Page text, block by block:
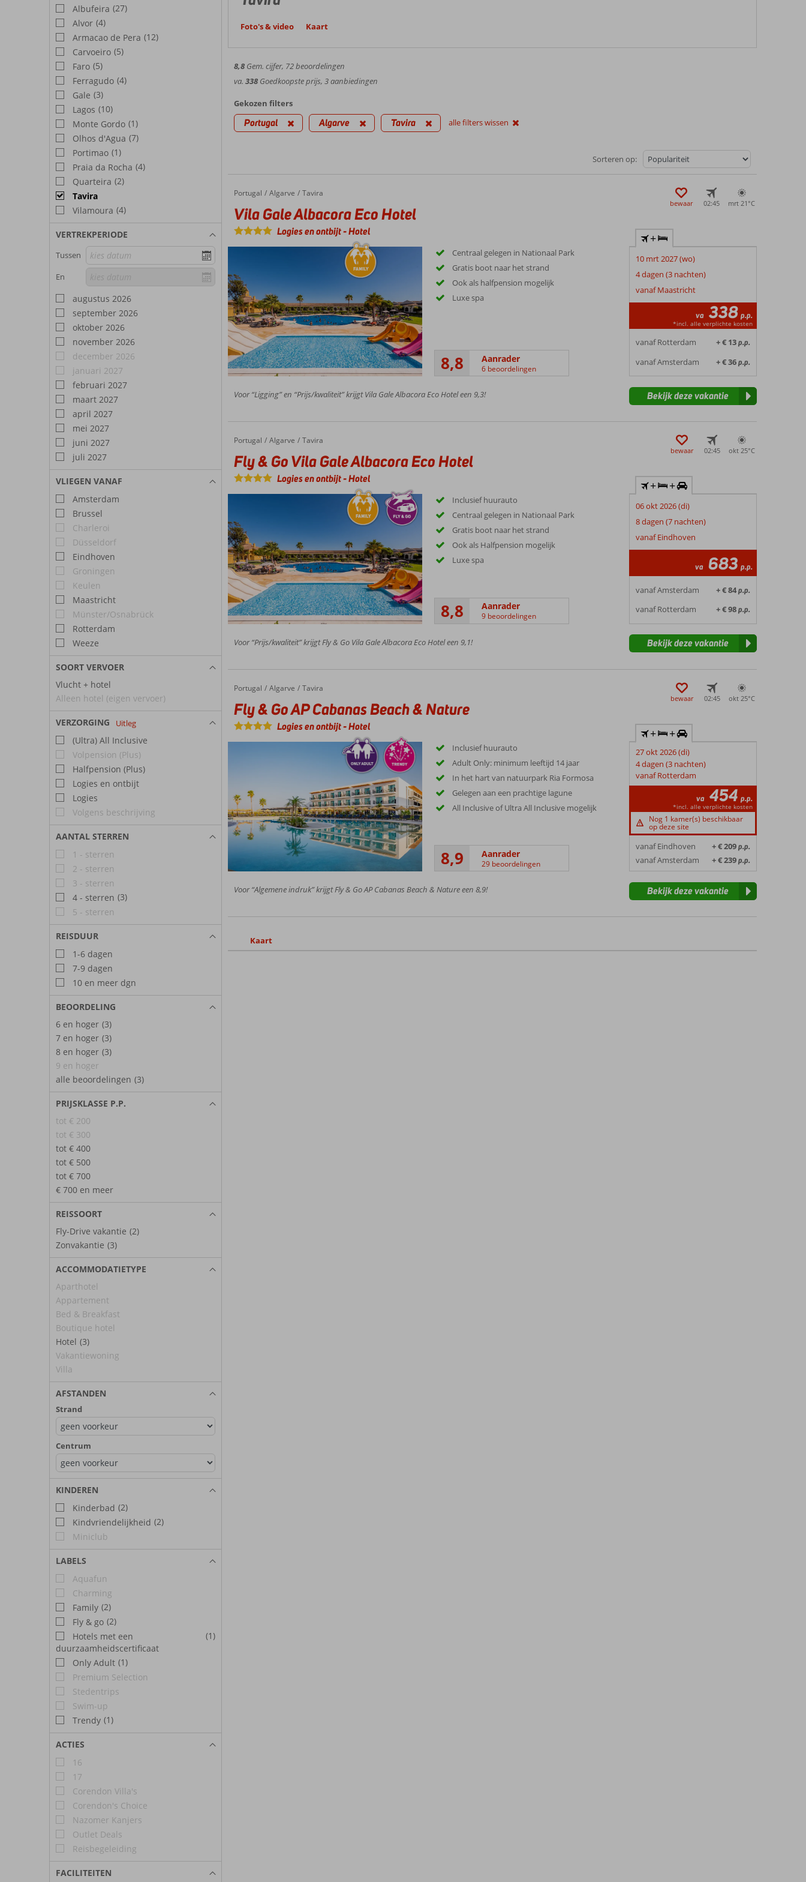
Albufeira (27)
Alvor (4)
Armacao de Pera (12)
Carvoeiro (5)
Faro (5)
Ferragudo (4)
Gale (3)
Lagos (10)
Monte Gordo (1)
Olhos d'Agua (7)
Portimao (1)
Praia da Rocha (4)
Quarteira (2)
Tavira
Vilamoura (4)
VERTREKPERIODE
Tussen
En
augustus 2026
september 2026
oktober 2026
november 2026
december 2026
januari 2027
februari 2027
maart 2027
april 2027
mei 2027
juni 2027
juli 2027
VLIEGEN VANAF
Amsterdam
Brussel
Charleroi
Düsseldorf
Eindhoven
Groningen
Keulen
Maastricht
Münster/Osnabrück
Rotterdam
Weeze
SOORT VERVOER
Vlucht + hotel
Alleen hotel (eigen vervoer)
VERZORGING Uitleg
(Ultra) All Inclusive
Volpension (Plus)
Halfpension (Plus)
Logies en ontbijt
Logies
Volgens beschrijving
AANTAL STERREN
1 - sterren
2 - sterren
3 - sterren
4 - sterren (3)
5 - sterren
REISDUUR
1-6 dagen
7-9 dagen
10 en meer dgn
BEOORDELING
6 en hoger (3)
7 en hoger (3)
8 en hoger (3)
9 en hoger
alle beoordelingen (3)
PRIJSKLASSE P.P.
tot € 200
tot € 300
tot € 400
tot € 500
tot € 700
€ 700 en meer
REISSOORT
Fly-Drive vakantie (2)
Zonvakantie (3)
ACCOMMODATIETYPE
Aparthotel
Appartement
Bed & Breakfast
Boutique hotel
Hotel (3)
Vakantiewoning
Villa
AFSTANDEN
Strand
Centrum
KINDEREN
Kinderbad (2)
Kindvriendelijkheid (2)
Miniclub
LABELS
Aquafun
Charming
Family (2)
Fly & go (2)
Hotels met een
duurzaamheidscertificaat
(1)
Only Adult (1)
Premium Selection
Stedentrips
Swim-up
Trendy (1)
ACTIES
16
17
Corendon Villa's
Corendon's Choice
Nazomer Kanjers
Outlet Deals
Reisbegeleiding
FACILITEITEN
Foto's & video Kaart
8,8Gem. cijfer, 72beoordelingen
va. 338Goedkoopste prijs, 3 aanbiedingen
Gekozen filters
Portugal Algarve Tavira alle filters wissen
Sorteren op:
Home
Portugal Algarve Tavira
Vila Gale Albacora Eco Hotel
Vila Gale Albacora Eco Hotel
Logies en ontbijt-Hotel
bewaar 02:45 mrt 21°C
Centraal gelegen in Nationaal Park
Gratis boot naar het strand
Ook als halfpension mogelijk
Luxe spa
8,8 Aanrader
6 beoordelingen
+
10 mrt 2027 (wo)
4 dagen (3 nachten)
vanaf Maastricht
va 338 p.p.
*incl. alle verplichte kosten
vanaf Rotterdam + € 13p.p.
vanaf Amsterdam + € 36p.p.
Voor “Ligging” en “Prijs/kwaliteit” krijgt Vila Gale Albacora Eco Hotel een 9,3! Bekijk deze vakantie
Home
Portugal Algarve Tavira
Fly & Go Vila Gale Albacora Eco Hotel
Fly & Go Vila Gale Albacora Eco Hotel
Logies en ontbijt-Hotel
bewaar 02:45 okt 25°C
Inclusief huurauto
Centraal gelegen in Nationaal Park
Gratis boot naar het strand
Ook als Halfpension mogelijk
Luxe spa
8,8 Aanrader
9 beoordelingen
+ +
06 okt 2026 (di)
8 dagen (7 nachten)
vanaf Eindhoven
va 683 p.p.
vanaf Amsterdam + € 84p.p.
vanaf Rotterdam + € 98p.p.
Voor “Prijs/kwaliteit” krijgt Fly & Go Vila Gale Albacora Eco Hotel een 9,1! Bekijk deze vakantie
Home
Portugal Algarve Tavira
Fly & Go AP Cabanas Beach & Nature
Fly & Go AP Cabanas Beach & Nature
Logies en ontbijt-Hotel
bewaar 02:45 okt 25°C
Inclusief huurauto
Adult Only: minimum leeftijd 14 jaar
In het hart van natuurpark Ria Formosa
Gelegen aan een prachtige lagune
All Inclusive of Ultra All Inclusive mogelijk
8,9 Aanrader
29 beoordelingen
+ +
27 okt 2026 (di)
4 dagen (3 nachten)
vanaf Rotterdam
va 454 p.p.
*incl. alle verplichte kosten
Nog 1 kamer(s) beschikbaar
op deze site
vanaf Eindhoven + € 209p.p.
vanaf Amsterdam + € 239p.p.
Voor “Algemene indruk” krijgt Fly & Go AP Cabanas Beach & Nature een 8,9! Bekijk deze vakantie
Kaart